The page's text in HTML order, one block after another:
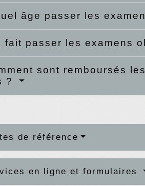
âge passer les
fait passer les examens
sont remboursés
?
de référence
en ligne et formulaires